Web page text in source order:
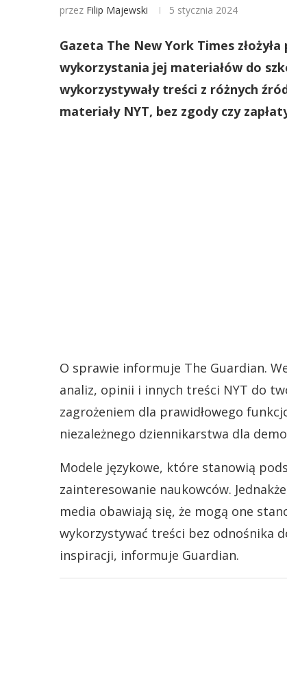
przez Filip Majewski 5 stycznia 2024
Gazeta The New York Times
wykorzystania jej materiałów do
wykorzystywały treści z różnych
materiały NYT, bez zgody czy
O sprawie informuje The Guardian.
analiz, opinii i innych treści NYT do
zagrożeniem dla prawidłowego
niezależnego dziennikarstwa dla
Modele językowe, które stanowią
zainteresowanie naukowców.
media obawiają się, że mogą one
wykorzystywać treści bez odnośnika
inspiracji, informuje Guardian.